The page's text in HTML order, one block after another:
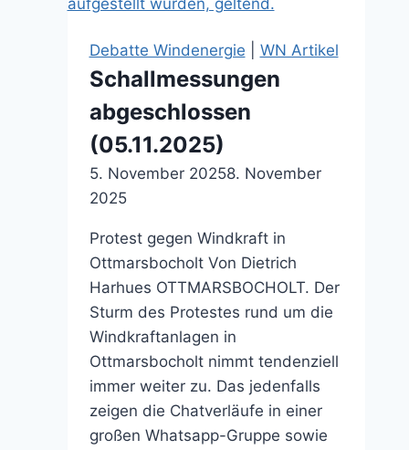
Debatte Windenergie WN Artikel
Schallmessungen
abgeschlossen
(05.11.2025)
5. November 20258. November
2025
Protest gegen Windkraft in
Ottmarsbocholt Von Dietrich
Harhues OTTMARSBOCHOLT. Der
Sturm des Protestes rund um die
Windkraftanlagen in
Ottmarsbocholt nimmt tendenziell
immer weiter zu. Das jedenfalls
zeigen die Chatverläufe in einer
großen Whatsapp-Gruppe sowie